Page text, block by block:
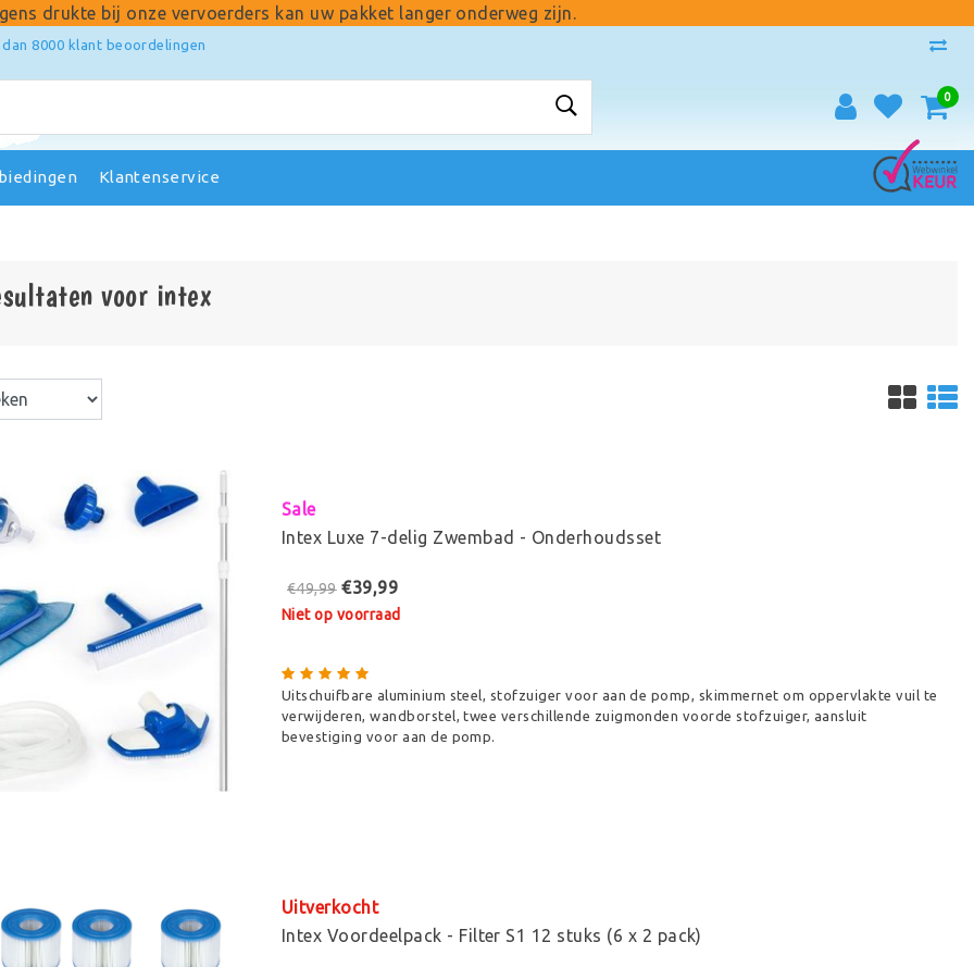
drukte bij onze vervoerders kan uw pakket langer onderweg zijn.
dan 8000 klant beoordelingen
0
Klantenservice
voor intex
Sale
Intex Luxe 7-delig Zwembad - Onderhoudsset
€49,99 €39,99
Niet op voorraad
Uitschuifbare aluminium steel, stofzuiger voor aan de pomp, skimmernet om oppervlakte vuil te
verwijderen, wandborstel, twee verschillende zuigmonden voorde stofzuiger, aansluit
bevestiging voor aan de pomp.
Uitverkocht
Intex Voordeelpack - Filter S1 12 stuks (6 x 2 pack)